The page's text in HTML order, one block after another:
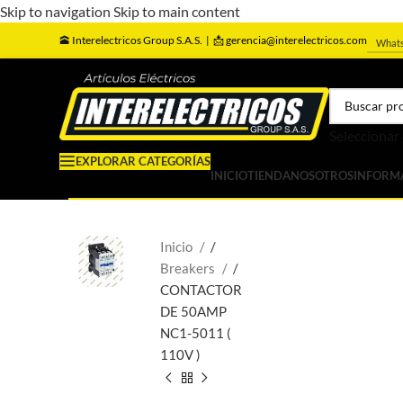
Skip to navigation Skip to main content
🕋 Interelectricos Group S.A.S. | 📩 gerencia@interelectricos.com
EXPLORAR CATEGORÍAS
INICIOTIENDANOSOTROS
Inicio
/
Breakers
/
CONTACTOR
DE 50AMP
NC1-5011 (
110V )